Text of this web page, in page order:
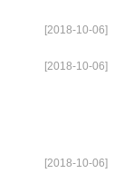
[2018-10-06]
[2018-10-06]
[2018-10-06]